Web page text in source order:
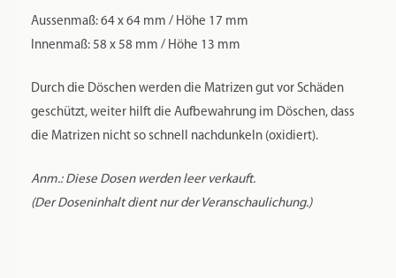
Aussenmaß: 64 x 64 mm / Höhe 17 mm
Innenmaß: 58 x 58 mm / Höhe 13 mm
Durch die Döschen werden die Matrizen gut vor Schäden
geschützt, weiter hilft die Aufbewahrung im Döschen, dass
die Matrizen nicht so schnell nachdunkeln (oxidiert).
Anm.: Diese Dosen werden leer verkauft.
(Der Doseninhalt dient nur der Veranschaulichung.)